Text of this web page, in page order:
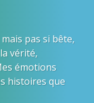
pas si bête,
vérité,
émotions
histoires que